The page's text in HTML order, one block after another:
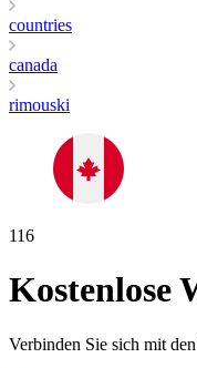
countries
canada
rimouski
116
Kostenlose
Verbinden Sie sich mit